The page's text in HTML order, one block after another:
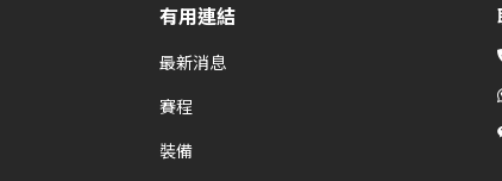
有用連結
最新消息
賽程
裝備